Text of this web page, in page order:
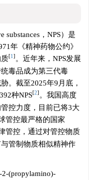
substances，NPS）是
年《精神药物公约》
[1 ] 。近年来，NPS发展
毒品成为第三代毒
。截至2025年9月底，
种NPS[2] 。我国高度
控力度，目前已将3大
管控最严格的国家
管控，通过对管控物质
管制物质相似精神作
(propylamino)-